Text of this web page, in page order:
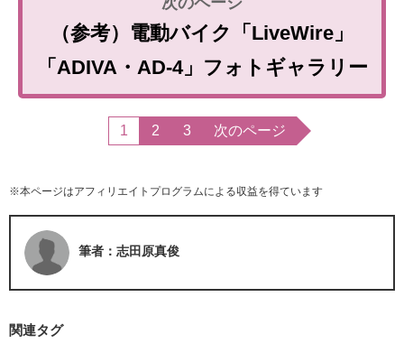
（参考）電動バイク「LiveWire」
「ADIVA・AD-4」フォトギャラリー
1 2 3 次のページ
※本ページはアフィリエイトプログラムによる収益を得ています
筆者：志田原真俊
関連タグ